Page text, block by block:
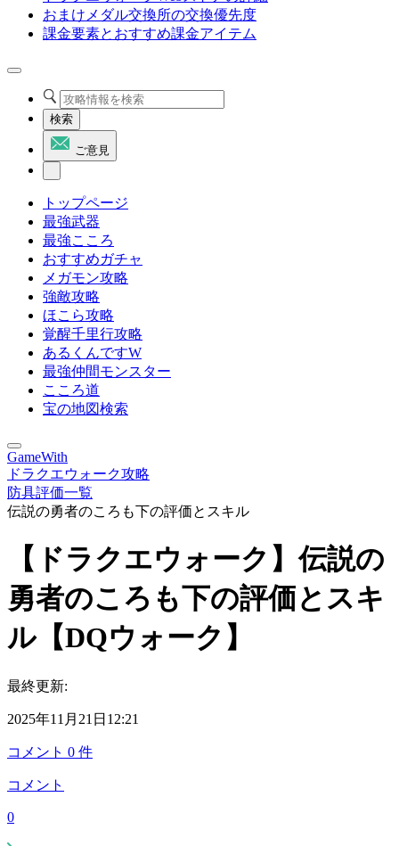
おまけメダル交換所の交換優先度
課金要素とおすすめ課金アイテム
検索
ご意見
トップページ
最強武器
最強こころ
おすすめガチャ
メガモン攻略
強敵攻略
ほこら攻略
覚醒千里行攻略
あるくんですW
最強仲間モンスター
こころ道
宝の地図検索
GameWith
ドラクエウォーク攻略
防具評価一覧
伝説の勇者のころも下の評価とスキル
【ドラクエウォーク】伝説の
勇者のころも下の評価とスキ
ル【DQウォーク】
最終更新:
2025年11月21日12:21
コメント 0 件
コメント
0